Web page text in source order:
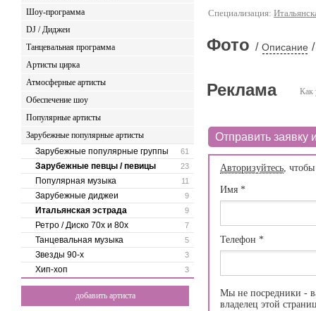
Шоу-программа
DJ / Диджеи
Танцевальная программа
Артисты цирка
Атмосферные артисты
Обеспечение шоу
Популярные артисты
Зарубежные популярные артисты
61
Зарубежные популярные группы
23
Зарубежные певцы / певицы
11
Популярная музыка
9
Зарубежные диджеи
9
Итальянская эстрада
7
Ретро / Диско 70х и 80х
5
Танцевальная музыка
3
Звезды 90-х
3
Хип-хоп
добавить артиста
Специализация:
Фото / Описание /
Как
Реклама
Отправить заявку
Авторизуйтесь,
Имя *
Телефон *
Мы не посредники -
владелец этой